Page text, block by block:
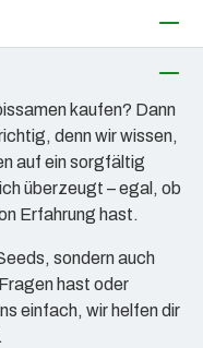
kaufen? Dann
denn wir wissen,
auf ein sorgfältig
überzeugt – egal, ob
Erfahrung hast.
sondern auch
hast oder
einfach, wir helfen dir